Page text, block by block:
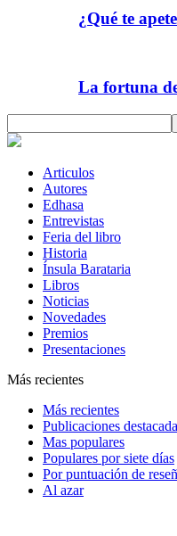
¿Qué te
La fortuna
Articulos
Autores
Edhasa
Entrevistas
Feria del libro
Historia
Ínsula Barataria
Libros
Noticias
Novedades
Premios
Presentaciones
Más recientes
Más recientes
Publicaciones
Mas populares
Populares por siete días
Por puntuación de
Al azar